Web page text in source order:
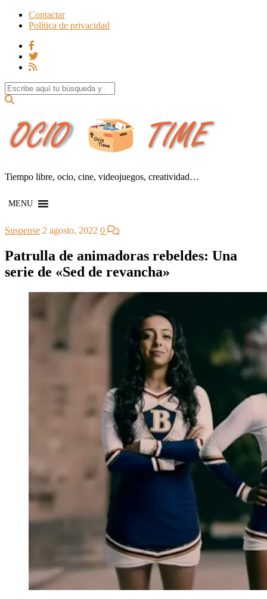
Contactar
Política de privacidad
Search for:
Tiempo libre, ocio, cine, videojuegos, creatividad…
MENU
Suspense 2 agosto, 2022 0
Patrulla de animadoras rebeldes: Una
serie de «Sed de revancha»